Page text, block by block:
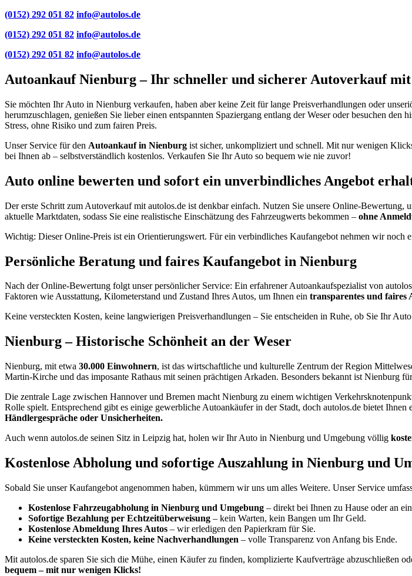
(0152) 292 051 82 info@autolos.de
(0152) 292 051 82 info@autolos.de
(0152) 292 051 82 info@autolos.de
Autoankauf Nienburg – Ihr schneller und sicherer Autoverkauf mit
Sie möchten Ihr Auto in Nienburg verkaufen, haben aber keine Zeit für lange Preisverhandlungen oder
herumzuschlagen, genießen Sie lieber einen entspannten Spaziergang entlang der Weser oder besuchen
Stress, ohne Risiko und zum fairen Preis.
Unser Service für den Autoankauf in Nienburg ist sicher, unkompliziert und schnell. Mit nur wenigen
bei Ihnen ab – selbstverständlich kostenlos. Verkaufen Sie Ihr Auto so bequem wie nie zuvor!
Auto online bewerten und sofort ein unverbindliches Angebot
Der erste Schritt zum Autoverkauf mit autolos.de ist denkbar einfach. Nutzen Sie unsere Online-Bewertung,
aktuelle Marktdaten, sodass Sie eine realistische Einschätzung des Fahrzeugwerts bekommen – ohne
Wichtig: Dieser Online-Preis ist ein Orientierungswert. Für ein verbindliches Kaufangebot nehmen wir noch
Persönliche Beratung und faires Kaufangebot in Nienburg
Nach der Online-Bewertung folgt unser persönlicher Service: Ein erfahrener Autoankaufspezialist von
Faktoren wie Ausstattung, Kilometerstand und Zustand Ihres Autos, um Ihnen ein transparentes und faires
Keine versteckten Kosten, keine langwierigen Preisverhandlungen – Sie entscheiden in Ruhe, ob Sie Ihr
Nienburg – Historische Schönheit an der Weser
Nienburg, mit etwa 30.000 Einwohnern, ist das wirtschaftliche und kulturelle Zentrum der Region
Martin-Kirche und das imposante Rathaus mit seinen prächtigen Arkaden. Besonders bekannt ist Nienburg
Die zentrale Lage zwischen Hannover und Bremen macht Nienburg zu einem wichtigen
Rolle spielt. Entsprechend gibt es einige gewerbliche Autoankäufer in der Stadt, doch autolos.de bietet Ihnen
Händlergespräche oder Unsicherheiten.
Auch wenn autolos.de seinen Sitz in Leipzig hat, holen wir Ihr Auto in Nienburg und Umgebung völlig
Kostenlose Abholung und sofortige Auszahlung in Nienburg und
Sobald Sie unser Kaufangebot angenommen haben, kümmern wir uns um alles Weitere. Unser Service
Kostenlose Fahrzeugabholung in Nienburg und Umgebung – direkt bei Ihnen zu Hause oder an
Sofortige Bezahlung per Echtzeitüberweisung – kein Warten, kein Bangen um Ihr Geld.
Kostenlose Abmeldung Ihres Autos – wir erledigen den Papierkram für Sie.
Keine versteckten Kosten, keine Nachverhandlungen – volle Transparenz von Anfang bis Ende.
Mit autolos.de sparen Sie sich die Mühe, einen Käufer zu finden, komplizierte Kaufverträge abzuschließen
bequem – mit nur wenigen Klicks!